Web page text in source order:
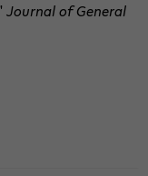
Jour­nal of Ge­ne­ral